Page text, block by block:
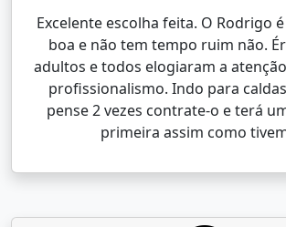
Excelente escolha feita. O Rodrigo
boa e não tem tempo ruim não.
adultos e todos elogiaram a
profissionalismo. Indo para
pense 2 vezes contrate-o e terá
primeira assim como